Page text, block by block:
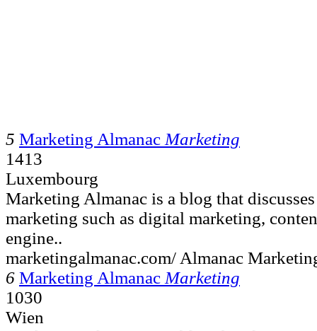
5 Marketing Almanac Marketing
1413
Luxembourg
Marketing Almanac is a blog that
marketing such as digital marketing,
engine..
marketingalmanac.com/ Almanac
6 Marketing Almanac Marketing
1030
Wien